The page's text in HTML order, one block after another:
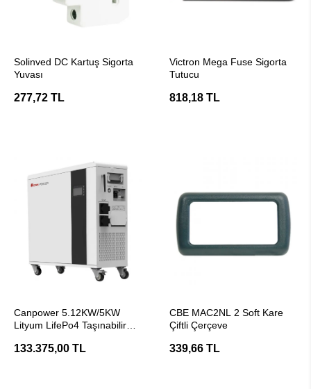
Solinved DC Kartuş Sigorta
Yuvası
277,72 TL
Victron Mega Fuse Sigorta
Tutucu
818,18 TL
Canpower 5.12KW/5KW
Lityum LifePo4 Taşınabilir
133.375,00 TL
CBE MAC2NL 2 Soft Kare
Çiftli Çerçeve
339,66 TL